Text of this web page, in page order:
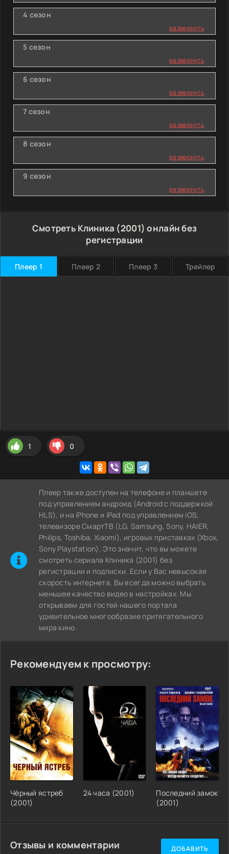
4 сезон
развернуть
5 сезон
развернуть
6 сезон
развернуть
7 сезон
развернуть
8 сезон
развернуть
9 сезон
развернуть
Смотреть Клиника (2001) онлайн без
регистрации
Плеер 1 Плеер 2 Плеер 3 Трейлер
1 0
Плеер также доступен на телефоне и планшете
под управлением андроид (Android с поддержкой
HLS), и на iPhone и iPad под управлением iOS,
телевизоре СмартТВ (LG, Samsung, Sony, HAIER,
Philips, Toshiba, Xiaomi), игровых приставках (Xbox,
Sony Playstation). Это значит, что вы можете
cмотреть сериала Клиника (2001) без
регистрации и подписки. Если у Вас невысокая
скорость интернета, Вы всегда можно выбрать
меньшее качество видео в настройках. Мы
открываем для гостей нашего портала
удивительное многообразие притягательного
мира кино.
Рекомендуем к просмотру:
Чёрный ястреб
(2001)
24 часа (2001)
Последний замок
(2001)
Отзывы и комментарии ДОБАВИТЬ